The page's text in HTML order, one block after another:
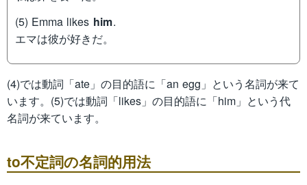
(5) Emma likes him.
エマは彼が好きだ。
(4)では動詞「ate」の目的語に「an egg」という名詞が来て
います。(5)では動詞「likes」の目的語に「him」という代
名詞が来ています。
to不定詞の名詞的用法